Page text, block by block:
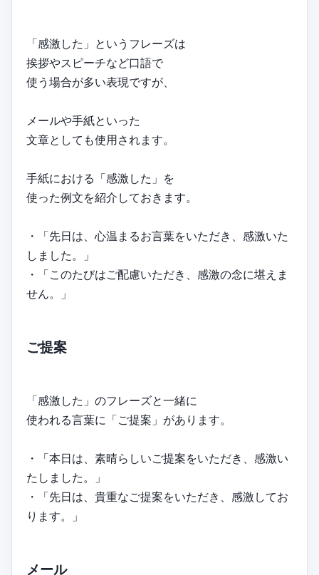
「感激した」というフレーズは
挨拶やスピーチなど口語で
使う場合が多い表現ですが、
メールや手紙といった
文章としても使用されます。
手紙における「感激した」を
使った例文を紹介しておきます。
・「先日は、心温まるお言葉をいただき、感激いた
しました。」
・「このたびはご配慮いただき、感激の念に堪えま
せん。」
ご提案
「感激した」のフレーズと一緒に
使われる言葉に「ご提案」があります。
・「本日は、素晴らしいご提案をいただき、感激い
たしました。」
・「先日は、貴重なご提案をいただき、感激してお
ります。」
メール